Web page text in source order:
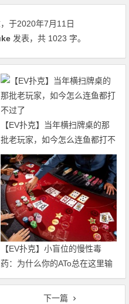
于2020年7月11日
发表，共 1023 字。
【EV扑克】当年横扫牌桌的那
批老玩家，如今怎么连鱼都打不
过了
【EV扑克】小盲位的慢性毒
药：为什么你的ATo总在这里输
钱？
下一篇